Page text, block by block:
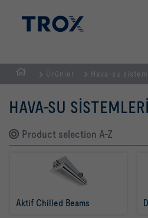
GİRİŞ
SAYFASI
Ürünler Hava-su
HAVA-SU SISTEMLERI
Product selection A-Z
Aktif Chilled Beams